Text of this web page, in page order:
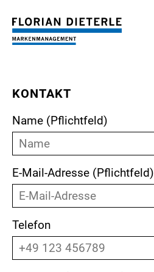
Consulting
Interim Management
Innovation & Change
Moderation & Coaching
ÜBER MICH
Start-ups
University
Coaching
KONTAKT
Name (Pflichtfeld)
E-Mail-Adresse (Pflichtfeld)
Telefon